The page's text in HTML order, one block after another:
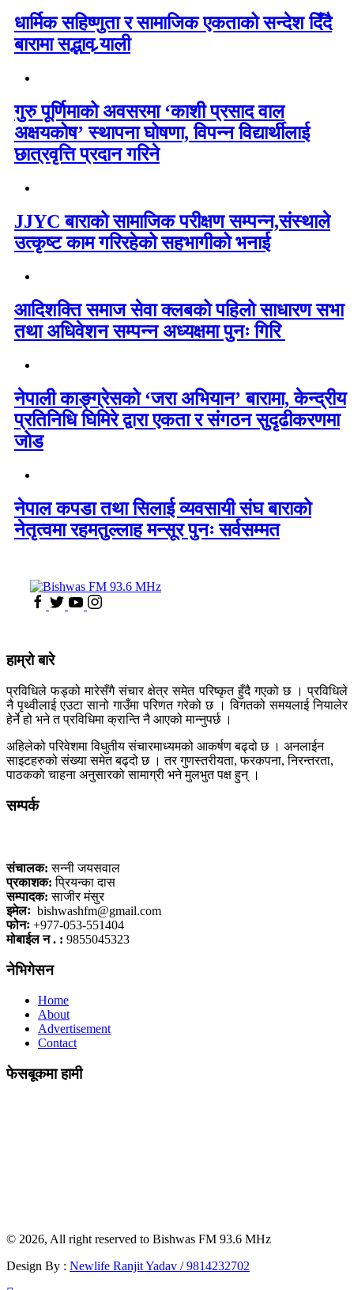
धार्मिक सहिष्णुता र सामाजिक एकताको सन्देश दिँदै
बारामा सद्भाव र्‍याली
गुरु पूर्णिमाको अवसरमा ‘काशी प्रसाद वाल
अक्षयकोष’ स्थापना घोषणा, विपन्न विद्यार्थीलाई
छात्रवृत्ति प्रदान गरिने
JJYC बाराको सामाजिक परीक्षण सम्पन्न,संस्थाले
उत्कृष्ट काम गरिरहेको सहभागीको भनाई
आदिशक्ति समाज सेवा क्लबको पहिलो साधारण सभा
तथा अधिवेशन सम्पन्न अध्यक्षमा पुनः गिरि
नेपाली काङ्ग्रेसको ‘जरा अभियान’ बारामा, केन्द्रीय
प्रतिनिधि घिमिरे द्वारा एकता र संगठन सुदृढीकरणमा
जोड
नेपाल कपडा तथा सिलाई व्यवसायी संघ बाराको
नेतृत्वमा रहमतुल्लाह मन्सूर पुनः सर्वसम्मत
हाम्रो बारे
प्रविधिले फड्को मारेसँगै संचार क्षेत्र समेत परिष्कृत हुँदै गएको छ । प्रविधिले
नै पृथ्वीलाई एउटा सानो गाउँमा परिणत गरेको छ । विगतको समयलाई नियालेर
हेर्ने हो भने त प्रविधिमा क्रान्ति नै आएको मान्नुपर्छ ।
अहिलेको परिवेशमा विधुतीय संचारमाध्यमको आकर्षण बढ्दो छ । अनलाईन
साइटहरुको संख्या समेत बढ्दो छ । तर गुणस्तरीयता, फरकपना, निरन्तरता,
पाठकको चाहना अनुसारको सामाग्री भने मुलभुत पक्ष हुन् ।
सम्पर्क
संचालक: सन्नी जयसवाल
प्रकाशक: प्रियन्का दास
सम्पादक: साजीर मंसुर
इमेलः bishwashfm@gmail.com
फोनः +977-053-551404
मोबाईल न . : 9855045323
नेभिगेसन
Home
About
Advertisement
Contact
फेसबूकमा हामी
© 2026, All right reserved to Bishwas FM 93.6 MHz
Design By : Newlife Ranjit Yadav /9814232702